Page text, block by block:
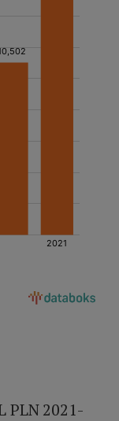
PLN 2021-